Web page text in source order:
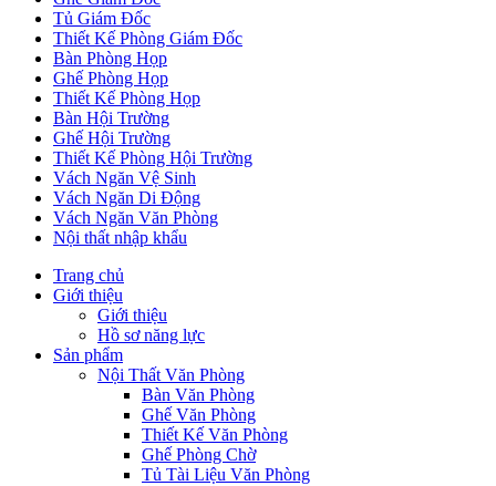
Tủ Giám Đốc
Thiết Kế Phòng Giám Đốc
Bàn Phòng Họp
Ghế Phòng Họp
Thiết Kế Phòng Họp
Bàn Hội Trường
Ghế Hội Trường
Thiết Kế Phòng Hội Trường
Vách Ngăn Vệ Sinh
Vách Ngăn Di Động
Vách Ngăn Văn Phòng
Nội thất nhập khẩu
Trang chủ
Giới thiệu
Giới thiệu
Hồ sơ năng lực
Sản phẩm
Nội Thất Văn Phòng
Bàn Văn Phòng
Ghế Văn Phòng
Thiết Kế Văn Phòng
Ghế Phòng Chờ
Tủ Tài Liệu Văn Phòng